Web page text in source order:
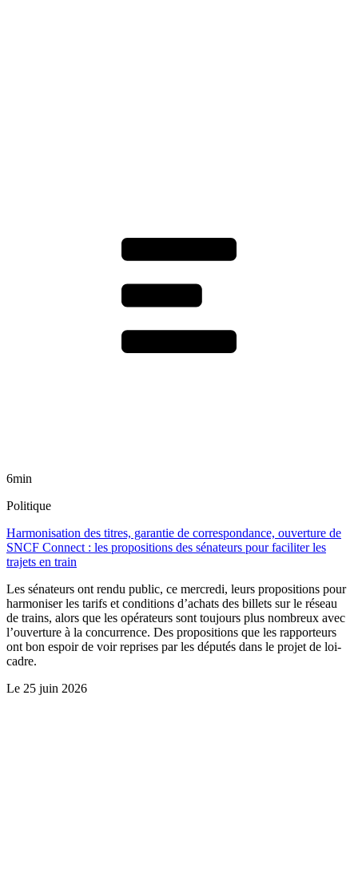
6min
Politique
Harmonisation des titres, garantie de correspondance, ouverture de
SNCF Connect : les propositions des sénateurs pour faciliter les
trajets en train
Les sénateurs ont rendu public, ce mercredi, leurs propositions pour
harmoniser les tarifs et conditions d’achats des billets sur le réseau
de trains, alors que les opérateurs sont toujours plus nombreux avec
l’ouverture à la concurrence. Des propositions que les rapporteurs
ont bon espoir de voir reprises par les députés dans le projet de loi-
cadre.
Le 25 juin 2026